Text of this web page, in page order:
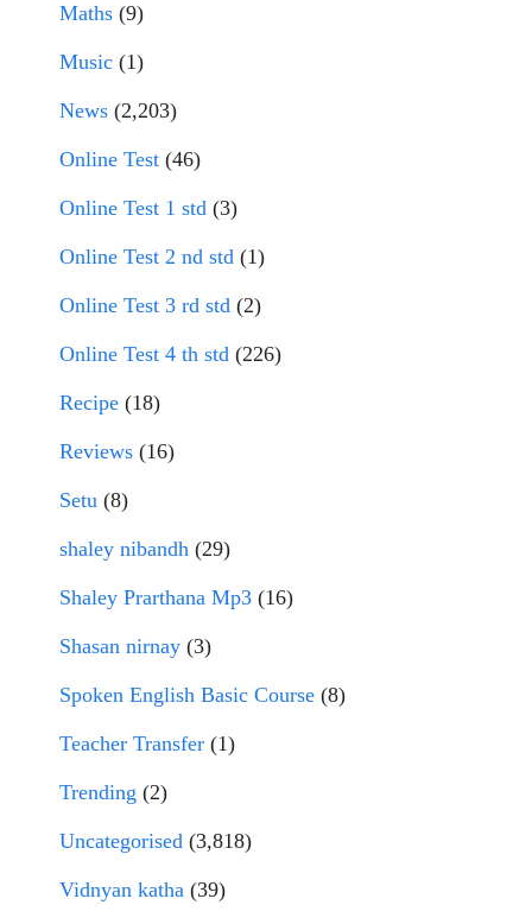
Maths (9)
Music (1)
News (2,203)
Online Test (46)
Online Test 1 std (3)
Online Test 2 nd std (1)
Online Test 3 rd std (2)
Online Test 4 th std (226)
Recipe (18)
Reviews (16)
Setu (8)
shaley nibandh (29)
Shaley Prarthana Mp3 (16)
Shasan nirnay (3)
Spoken English Basic Course (8)
Teacher Transfer (1)
Trending (2)
Uncategorised (3,818)
Vidnyan katha (39)